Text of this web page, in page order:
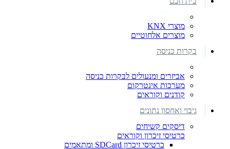
מוצרי KNX
מוצרים אלחוטיים
בקרות כניסה
אביזרים ומנעולים לבקרות כניסה
מערכות אינטרקום
קודנים וקוראים
גיבוי ואחסון נתונים
דיסקים קשיחים
כרטיסי זיכרון וקוראים
כרטיסי זיכרון SDCard ומתאמים